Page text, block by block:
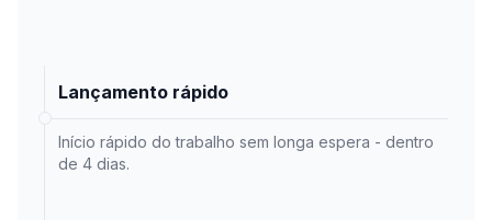
Lançamento rápido
Início rápido do trabalho sem longa espera - dentro
de 4 dias.